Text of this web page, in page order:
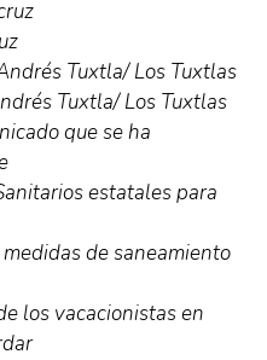
Tuxtla/ Los Tuxtlas
Tuxtla/ Los Tuxtlas
que se ha
estatales para
de saneamiento
los vacacionistas en